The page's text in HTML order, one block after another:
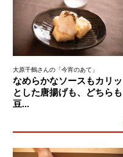
大原千鶴さんの「今宵のあて」
なめらかなソースもカリッ
とした唐揚げも、どちらも
豆...